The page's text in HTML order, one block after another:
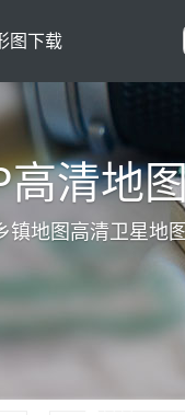
图下载
清地
镇地图高清卫星地